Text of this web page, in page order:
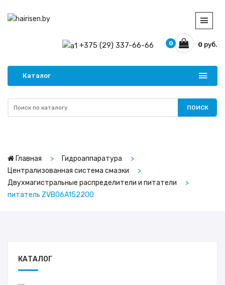
+375 (29) 337-66-66 0 руб.
0
Каталог
ПОИСК
Главная
Гидроаппаратура
Централизованная система смазки
Двухмагистральные распределители и питатели
питатель ZVB06A152200
КАТАЛОГ